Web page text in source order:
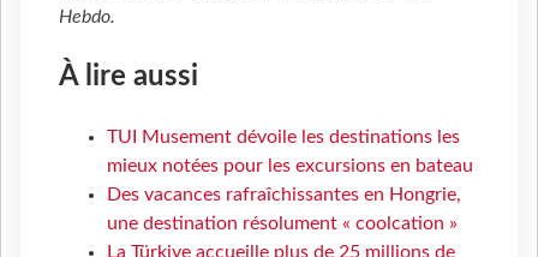
Hebdo.
À lire aussi
TUI Musement dévoile les destinations les
mieux notées pour les excursions en bateau
Des vacances rafraîchissantes en Hongrie,
une destination résolument « coolcation »
La Türkiye accueille plus de 25 millions de